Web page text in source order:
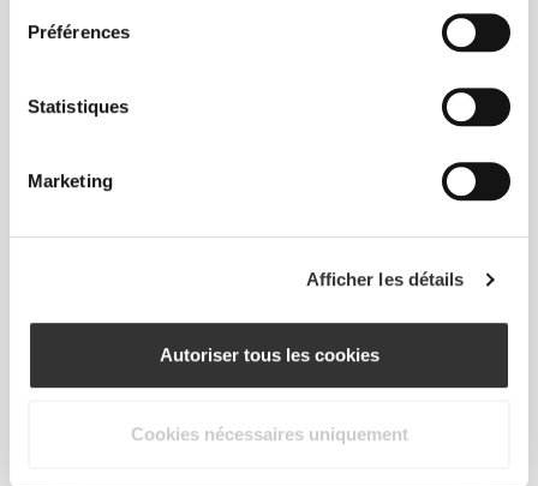
Préférences
Statistiques
Marketing
Afficher les détails
Autoriser tous les cookies
Cookies nécessaires uniquement
€19.99